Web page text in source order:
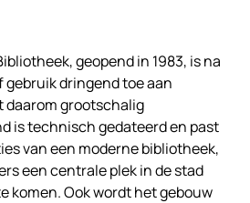
geopend in 1983, is na
dringend toe aan
daarom grootschalig
is technisch gedateerd en past
van een moderne bibliotheek,
een centrale plek in de stad
komen. Ook wordt het gebouw